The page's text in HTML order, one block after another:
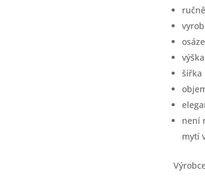
šířka
není
mytí